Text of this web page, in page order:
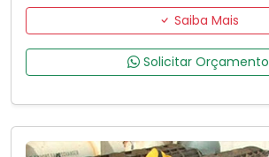
Saiba Mais
Solicitar Orçamento